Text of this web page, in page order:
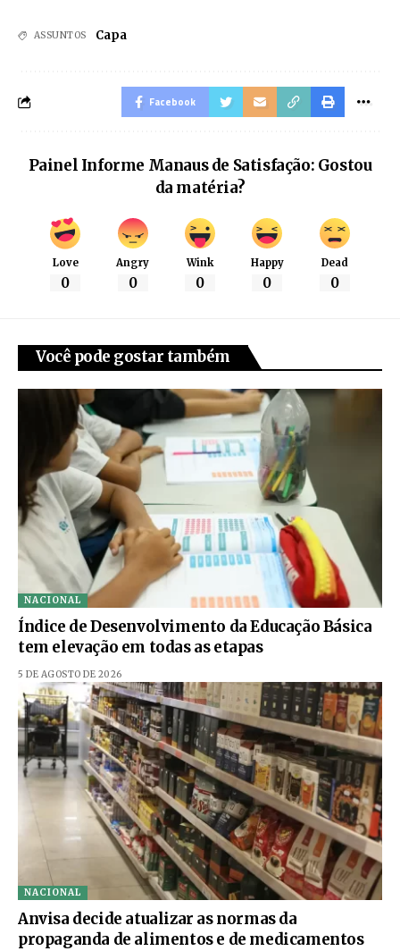
ASSUNTOS Capa
Facebook
Painel Informe Manaus de Satisfação: Gostou
da matéria?
Love
0
Angry
0
Wink
0
Happy
0
Dead
0
Você pode gostar também
NACIONAL
Índice de Desenvolvimento da Educação Básica
tem elevação em todas as etapas
5 DE AGOSTO DE 2026
NACIONAL
Anvisa decide atualizar as normas da
propaganda de alimentos e de medicamentos